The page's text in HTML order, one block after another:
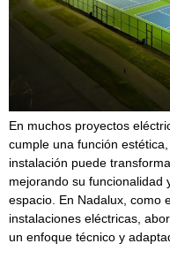
En muchos proyectos
cumple una función
instalación puede
mejorando su funcionalidad
espacio. En Nadalux, como
instalaciones eléctricas,
un enfoque técnico y